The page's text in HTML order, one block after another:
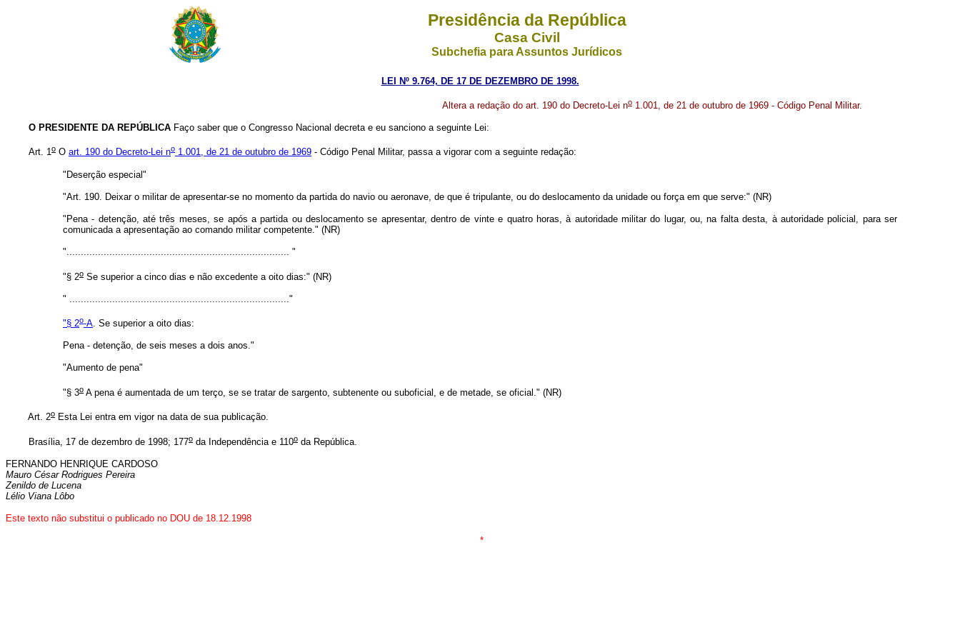
Presidência da República
Casa Civil
Subchefia para Assuntos Jurídicos
LEI Nº 9.764, DE 17 DE DEZEMBRO DE 1998.
Altera a redação do art. 190 do Decreto-Lei no 1.001, de 21 de outubro de 1969 - Código Penal Militar.
O PRESIDENTE DA REPÚBLICA Faço saber que o Congresso Nacional decreta e eu sanciono a seguinte Lei:
Art. 1o O art. 190 do Decreto-Lei no 1.001, de 21 de outubro de 1969 - Código Penal Militar, passa a vigorar com a seguinte redação:
"Deserção especial"
"Art. 190. Deixar o militar de apresentar-se no momento da partida do navio ou aeronave, de que é tripulante, ou do deslocamento da unidade ou força em que serve:" (NR)
"Pena - detenção, até três meses, se após a partida ou deslocamento se apresentar, dentro de vinte e quatro horas, à autoridade militar do lugar, ou, na falta desta, à autoridade policial, para ser
comunicada a apresentação ao comando militar competente." (NR)
".............................................................................. "
"§ 2o Se superior a cinco dias e não excedente a oito dias:" (NR)
" ............................................................................."
"§ 2o-A. Se superior a oito dias:
Pena - detenção, de seis meses a dois anos."
"Aumento de pena"
"§ 3o A pena é aumentada de um terço, se se tratar de sargento, subtenente ou suboficial, e de metade, se oficial." (NR)
Art. 2o Esta Lei entra em vigor na data de sua publicação.
Brasília, 17 de dezembro de 1998; 177o da Independência e 110o da República.
FERNANDO HENRIQUE CARDOSO
Mauro César Rodrigues Pereira
Zenildo de Lucena
Lélio Viana Lôbo
Este texto não substitui o publicado no DOU de 18.12.1998
*